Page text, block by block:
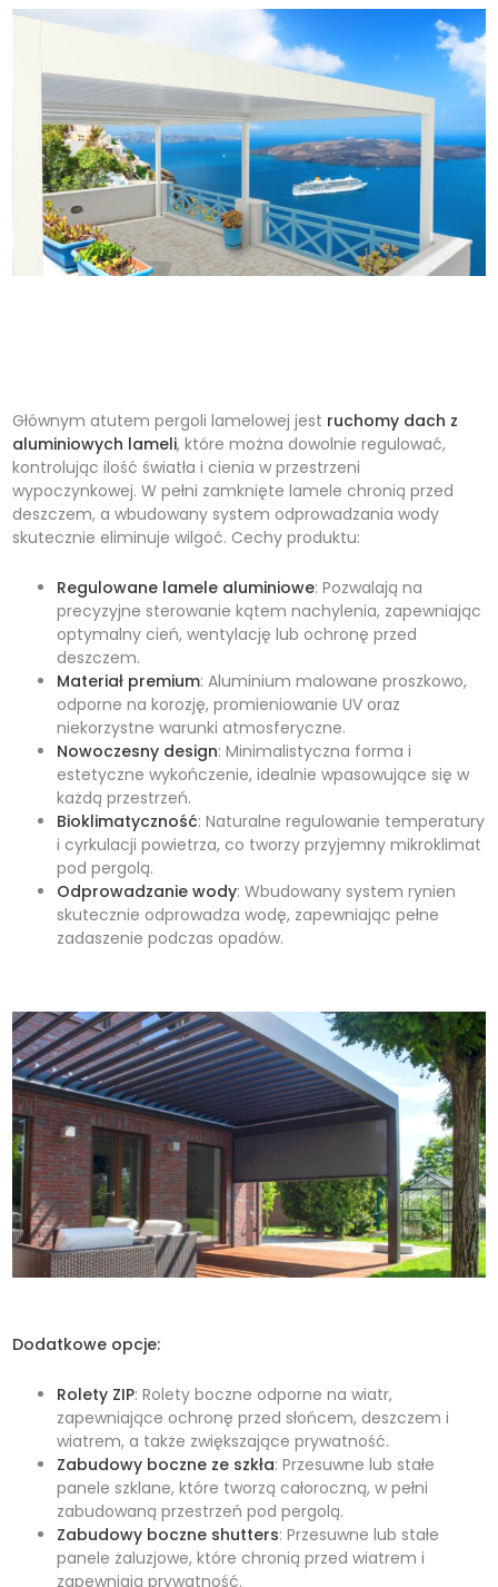
Głównym atutem pergoli lamelowej jest ruchomy dach z
aluminiowych lameli, które można dowolnie regulować,
kontrolując ilość światła i cienia w przestrzeni
wypoczynkowej. W pełni zamknięte lamele chronią przed
deszczem, a wbudowany system odprowadzania wody
skutecznie eliminuje wilgoć. Cechy produktu:
Regulowane lamele aluminiowe: Pozwalają na
precyzyjne sterowanie kątem nachylenia, zapewniając
optymalny cień, wentylację lub ochronę przed
deszczem.
Materiał premium: Aluminium malowane proszkowo,
odporne na korozję, promieniowanie UV oraz
niekorzystne warunki atmosferyczne.
Nowoczesny design: Minimalistyczna forma i
estetyczne wykończenie, idealnie wpasowujące się w
każdą przestrzeń.
Bioklimatyczność: Naturalne regulowanie temperatury
i cyrkulacji powietrza, co tworzy przyjemny mikroklimat
pod pergolą.
Odprowadzanie wody: Wbudowany system rynien
skutecznie odprowadza wodę, zapewniając pełne
zadaszenie podczas opadów.
Dodatkowe opcje:
Rolety ZIP: Rolety boczne odporne na wiatr,
zapewniające ochronę przed słońcem, deszczem i
wiatrem, a także zwiększające prywatność.
Zabudowy boczne ze szkła: Przesuwne lub stałe
panele szklane, które tworzą całoroczną, w pełni
zabudowaną przestrzeń pod pergolą.
Zabudowy boczne shutters: Przesuwne lub stałe
panele żaluzjowe, które chronią przed wiatrem i
zapewniają prywatność.